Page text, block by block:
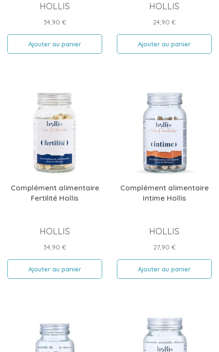
HOLLIS
Prix
34,90 €
Ajouter au panier
HOLLIS
Prix
24,90 €
Ajouter au panier
Complément alimentaire
Fertilité Hollis
HOLLIS
Prix
34,90 €
Ajouter au panier
Complément alimentaire
Intime Hollis
HOLLIS
Prix
27,90 €
Ajouter au panier